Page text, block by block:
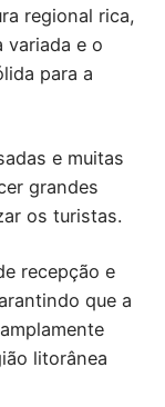
regional rica,
variada e o
para a
e muitas
grandes
os turistas.
recepção e
que a
litorânea